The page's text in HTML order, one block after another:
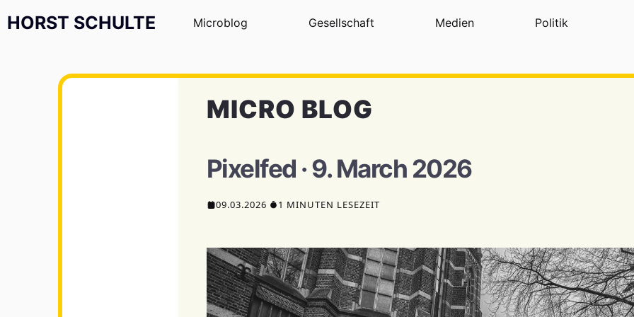
HORST SCHULTE Microblog Gesellschaft Medien Politik
MICRO BLOG
Pixelfed · 9. March 2026
09.03.2026 1 MINUTEN LESEZEIT